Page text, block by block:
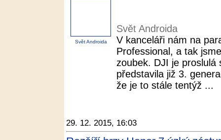
Svět Androida
Svět Androida
V kanceláři nám na
Professional, a tak
zoubek. DJI je
představila již 3.
že je to stále tentýž ...
29. 12. 2015, 16:03